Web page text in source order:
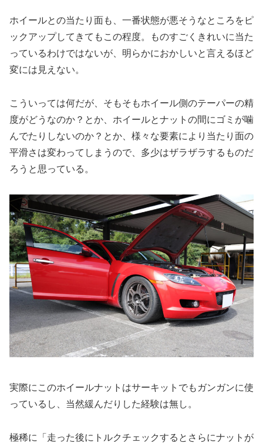
ホイールとの当たり面も、一番状態が悪そうなところをピ
ックアップしてきてもこの程度。ものすごくきれいに当た
っているわけではないが、明らかにおかしいと言えるほど
変には見えない。
こういっては何だが、そもそもホイール側のテーパーの精
度がどうなのか？とか、ホイールとナットの間にゴミが噛
んでたりしないのか？とか、様々な要素により当たり面の
平滑さは変わってしまうので、多少はザラザラするものだ
ろうと思っている。
実際にこのホイールナットはサーキットでもガンガンに使
っているし、当然緩んだりした経験は無し。
極稀に「走った後にトルクチェックするとさらにナットが